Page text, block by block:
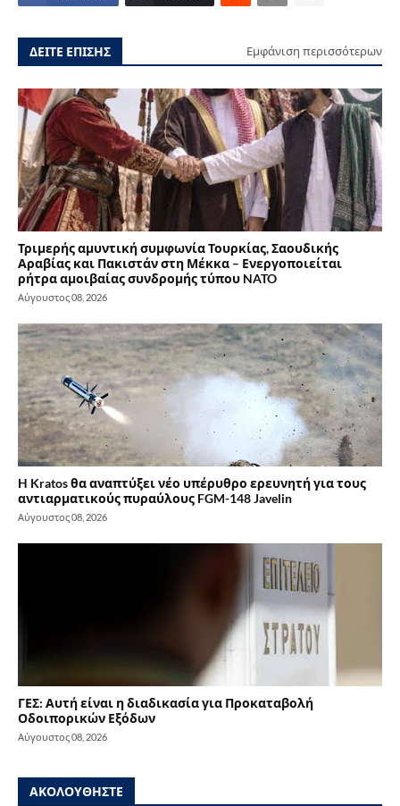
ΔΕΙΤΕ ΕΠΙΣΗΣ Εμφάνιση περισσότερων
Τριμερής αμυντική συμφωνία Τουρκίας, Σαουδικής
Αραβίας και Πακιστάν στη Μέκκα – Ενεργοποιείται
ρήτρα αμοιβαίας συνδρομής τύπου NATO
Αύγουστος 08, 2026
H Kratos θα αναπτύξει νέο υπέρυθρο ερευνητή για τους
αντιαρματικούς πυραύλους FGM-148 Javelin
Αύγουστος 08, 2026
ΓΕΣ: Αυτή είναι η διαδικασία για Προκαταβολή
Οδοιπορικών Εξόδων
Αύγουστος 08, 2026
ΑΚΟΛΟΥΘΗΣΤΕ